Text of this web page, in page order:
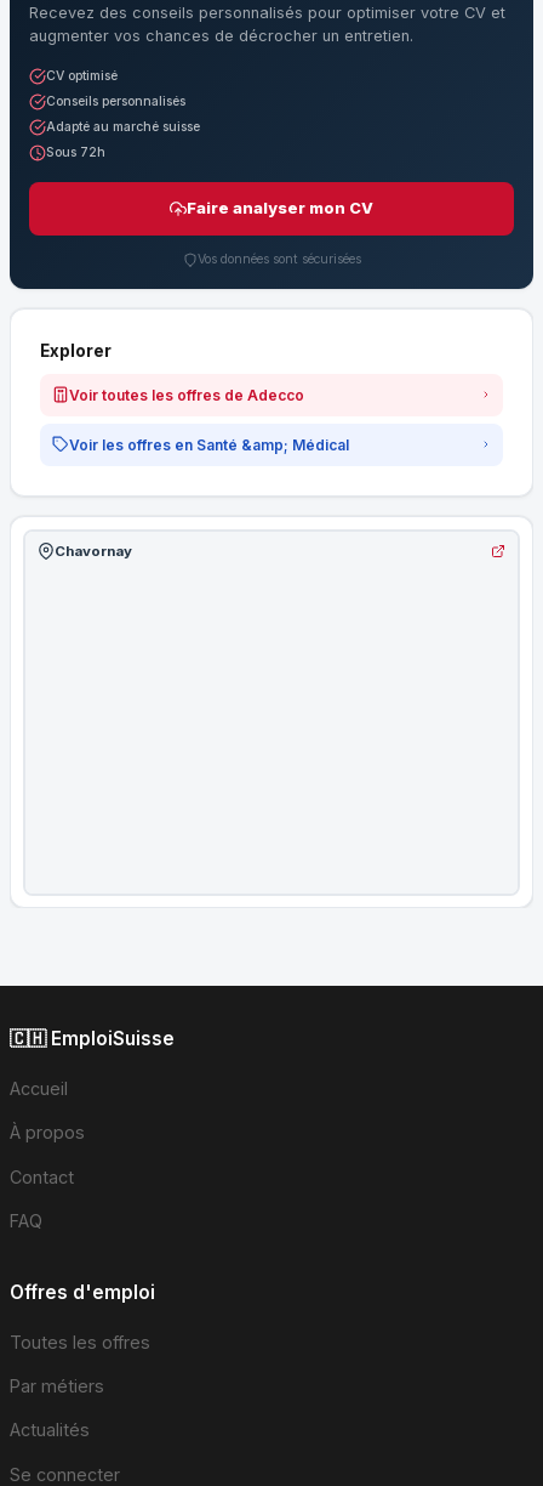
Recevez des conseils personnalisés pour optimiser votre CV et
augmenter vos chances de décrocher un entretien.
CV optimisé
Conseils personnalisés
Adapté au marché suisse
Sous 72h
Faire analyser mon CV
Vos données sont sécurisées
Explorer
Voir toutes les offres de Adecco
Voir les offres en Santé &amp; Médical
Chavornay
🇨🇭 EmploiSuisse
Accueil
À propos
Contact
FAQ
Offres d'emploi
Toutes les offres
Par métiers
Actualités
Se connecter